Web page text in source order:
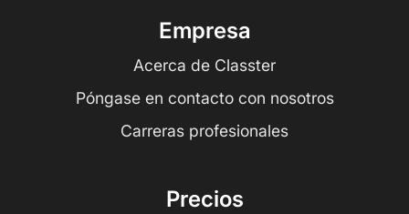
Empresa
Acerca de Classter
Póngase en contacto con nosotros
Carreras profesionales
Precios